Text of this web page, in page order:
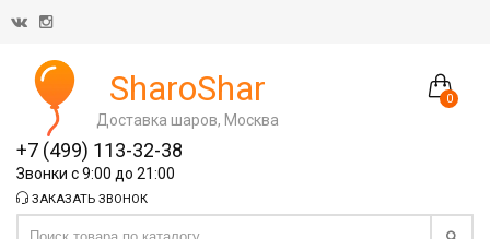
0
SharoShar
Доставка шаров, Москва
+7 (499) 113-32-38
Звонки с 9:00 до 21:00
ЗАКАЗАТЬ ЗВОНОК